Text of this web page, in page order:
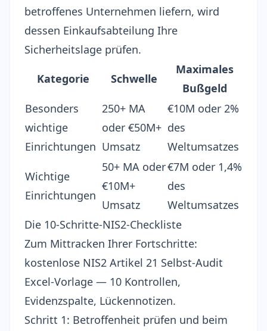
betroffenes Unternehmen liefern, wird
dessen Einkaufsabteilung Ihre
Sicherheitslage prüfen.
Kategorie Schwelle
Maximales
Bußgeld
Besonders
wichtige
Einrichtungen
250+ MA
oder €50M+
Umsatz
€10M oder 2%
des
Weltumsatzes
Wichtige
Einrichtungen
50+ MA oder
€10M+
Umsatz
€7M oder 1,4%
des
Weltumsatzes
Die 10-Schritte-NIS2-Checkliste
Zum Mittracken Ihrer Fortschritte:
kostenlose NIS2 Artikel 21 Selbst-Audit
Excel-Vorlage — 10 Kontrollen,
Evidenzspalte, Lückennotizen.
Schritt 1: Betroffenheit prüfen und beim